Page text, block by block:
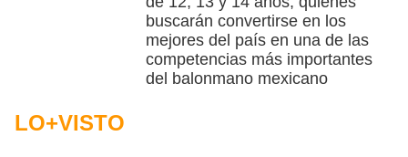
buscarán convertirse en los
mejores del país en una de las
competencias más importantes
del balonmano mexicano
LO+VISTO